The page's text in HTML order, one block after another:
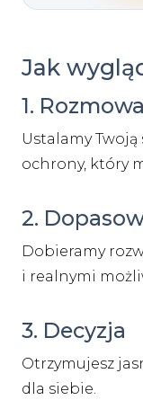
Jak
1. Rozmowa
Ustalamy
ochrony, który
2.
Dobieramy
i realnymi
3. Decyzja
Otrzymujesz
dla siebie.